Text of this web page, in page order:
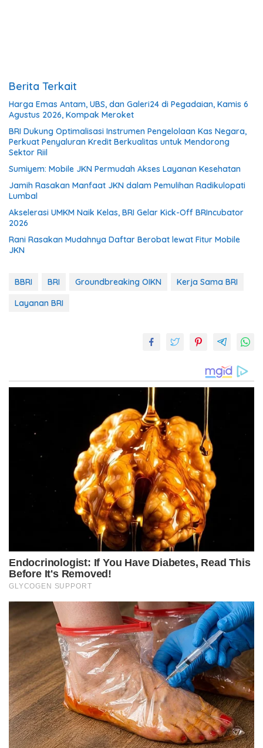
Berita Terkait
Harga Emas Antam, UBS, dan Galeri24 di Pegadaian, Kamis 6
Agustus 2026, Kompak Meroket
BRI Dukung Optimalisasi Instrumen Pengelolaan Kas Negara,
Perkuat Penyaluran Kredit Berkualitas untuk Mendorong
Sektor Riil
Sumiyem: Mobile JKN Permudah Akses Layanan Kesehatan
Jamih Rasakan Manfaat JKN dalam Pemulihan Radikulopati
Lumbal
Akselerasi UMKM Naik Kelas, BRI Gelar Kick-Off BRIncubator
2026
Rani Rasakan Mudahnya Daftar Berobat lewat Fitur Mobile
JKN
BBRI BRI Groundbreaking OIKN
Kerja Sama BRI
Layanan BRI